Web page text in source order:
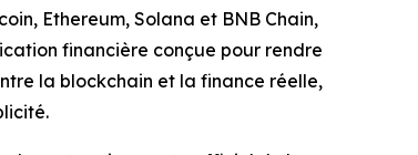
Ethereum, Solana et BNB Chain,
financière conçue pour rendre
la blockchain et la finance réelle,